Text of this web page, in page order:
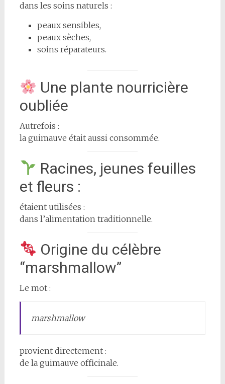
dans les soins naturels :
peaux sensibles,
peaux sèches,
soins réparateurs.
Une plante nourricière
oubliée
Autrefois :
la guimauve était aussi consommée.
Racines, jeunes feuilles
et fleurs :
étaient utilisées :
dans l’alimentation traditionnelle.
Origine du célèbre
“marshmallow”
Le mot :
marshmallow
provient directement :
de la guimauve officinale.